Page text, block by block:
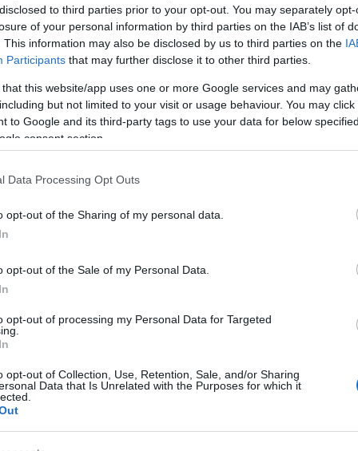
to third parties prior to your opt-out. You may separately
of your personal information by third parties on the IAB’s list of
This information may also be disclosed by us to third parties on the
Participants that may further disclose it to other third parties.
that this website/app uses one or more Google services and may
but not limited to your visit or usage behaviour. You may
to Google and its third-party tags to use your data for below
consent section.
Data Processing Opt Outs
opt-out of the Sharing of my personal data.
opt-out of the Sale of my Personal Data.
opt-out of processing my Personal Data for Targeted
opt-out of Collection, Use, Retention, Sale, and/or Sharing
Data that Is Unrelated with the Purposes for which it
figli che frequentano la seconda e la terza
e ancora non ho finito di comprare tutti i
Proprio l’altro ieri mi sono recata al
dieci quaderni, i quadernoni costano
uno per ogni materia. Per non parlare
materiale come colle e pennarelli. Io penso a
perché non lavorano. Quest’anno
frequentano i figli di Giulia ndr.) hanno
e non è nemmeno gradita ai bambini e
marciando su alla fine”.
una bambina
con i pacchi, ma hanno meno fogli e
fortuna mia figlia frequenta già la seconda,
materiale,come astuccio, zainetto e
non si sa se dovuti alla guerra o alla
ci sono e riguardano tutto. Purtroppo
tutti questi costi. Essendo
situazioni di estremo disagio”.